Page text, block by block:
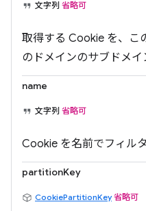
文字列 省略可
取得する Cookie を、こ
のドメインのサブドメイ
name
文字列 省略可
Cookie を名前でフィルタ
partitionKey
CookiePartitionKey 省略可